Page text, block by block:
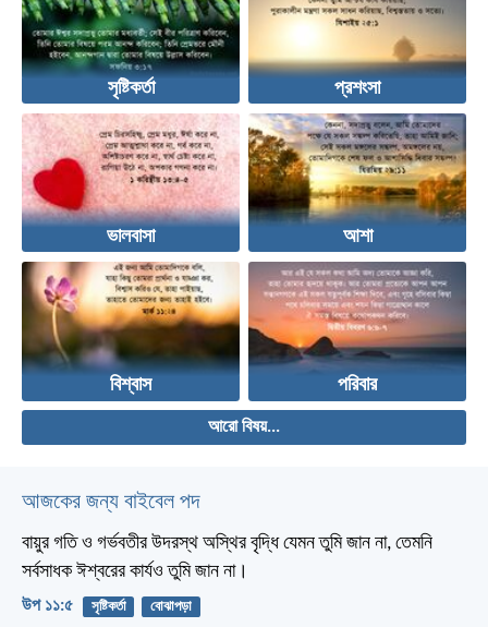
সৃষ্টিকর্তা প্রশংসা
ভালবাসা আশা
বিশ্বাস পরিবার
আরো বিষয়...
আজকের জন্য বাইবেল পদ
বায়ুর গতি ও গর্ভবতীর উদরস্থ অস্থির বৃদ্ধি যেমন তুমি জান না, তেমনি
সর্বসাধক ঈশ্বরের কার্যও তুমি জান না।
উপ ১১:৫ সৃষ্টিকর্তা বোঝাপড়া